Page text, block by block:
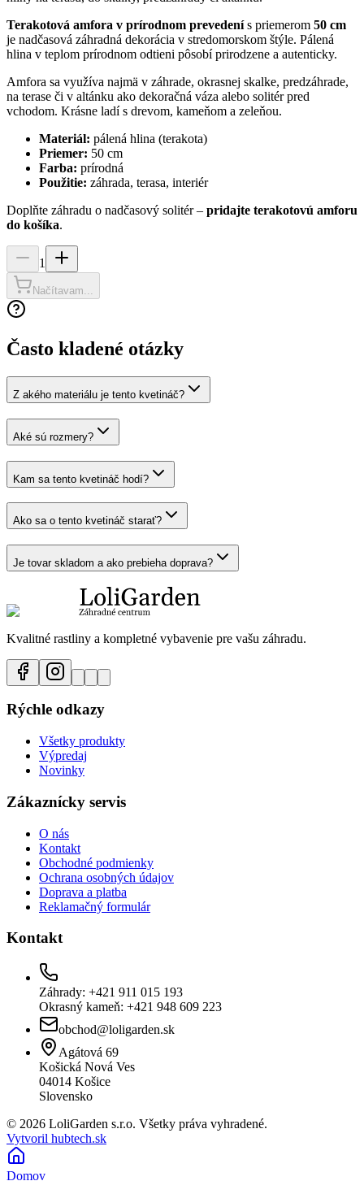
Terakotová amfora v prírodnom prevedenís priemerom 50 cm
je nadčasová záhradná dekorácia v stredomorskom štýle. Pálená
hlina v teplom prírodnom odtieni pôsobí prirodzene a autenticky.
Amfora sa využíva najmä v záhrade, okrasnej skalke, predzáhrade,
na terase či v altánku ako dekoračná váza alebo solitér pred
vchodom. Krásne ladí s drevom, kameňom a zeleňou.
Materiál: pálená hlina (terakota)
Priemer: 50 cm
Farba: prírodná
Použitie: záhrada, terasa, interiér
Doplňte záhradu o nadčasový solitér – pridajte terakotovú amforu
do košíka.
1
Načítavam...
Často kladené otázky
Z akého materiálu je tento kvetináč?
Aké sú rozmery?
Kam sa tento kvetináč hodí?
Ako sa o tento kvetináč starať?
Je tovar skladom a ako prebieha doprava?
Kvalitné rastliny a kompletné vybavenie pre vašu záhradu.
Rýchle odkazy
Všetky produkty
Výpredaj
Novinky
Zákaznícky servis
O nás
Kontakt
Obchodné podmienky
Ochrana osobných údajov
Doprava a platba
Reklamačný formulár
Kontakt
Záhrady: +421 911 015 193
Okrasný kameň: +421 948 609 223
obchod@loligarden.sk
Agátová 69
Košická Nová Ves
04014 Košice
Slovensko
© 2026 LoliGarden s.r.o. Všetky práva vyhradené.
Vytvoril hubtech.sk
Domov